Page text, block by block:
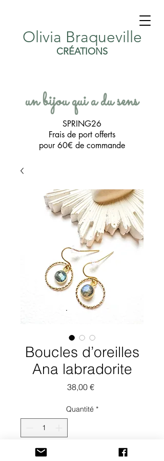
Olivia Braqueville
CRÉATIONS
un bijou qui a du sens
SPRING26
Frais de port offerts
pour 60€ de commande
Boucles d’oreilles
Ana labradorite
38,00 €Prix
Quantité *